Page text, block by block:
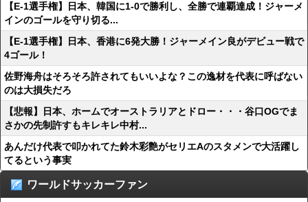
【E-1選手権】日本、韓国に1-0で勝利し、全勝で連覇達成！ジャーメ
インのゴールを守り切る...
【E-1選手権】日本、香港に6発大勝！ジャーメイン良がデビュー戦で
4ゴール！
佐野海舟はそろそろ許されてもいいよな？この逸材を代表に呼ばない
のは大損失だろ
【悲報】日本、ホームでオーストラリアとドロー・・・谷口OGでま
さかの先制許すもキレキレ中村...
あんだけ代表で叩かれてた鈴木彩艶がセリエAのスタメンで大活躍し
てるという事実
ワールドサッカーファン